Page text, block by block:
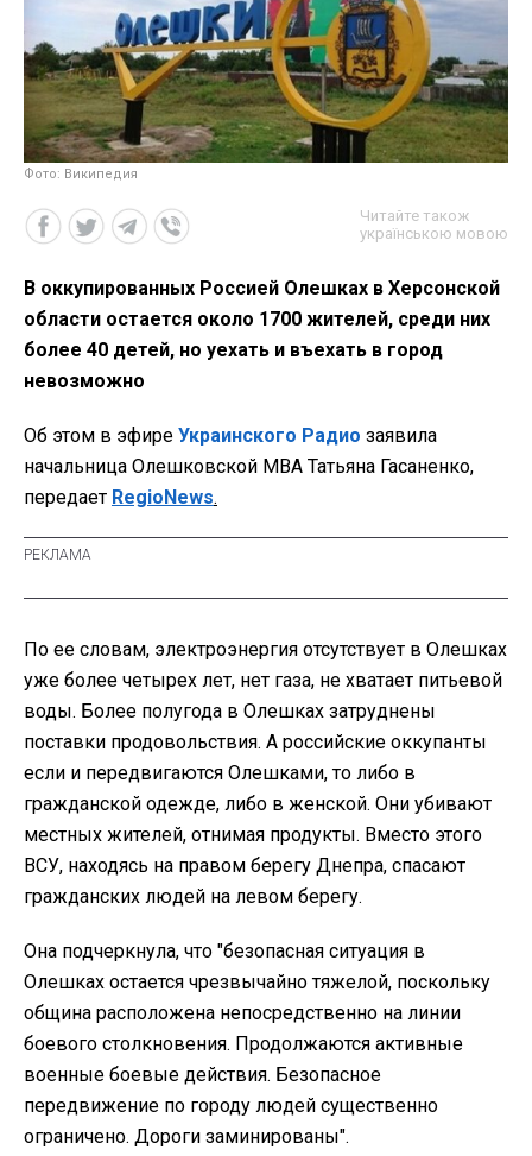
Фото: Википедия
Читайте також
українською мовою
В оккупированных Россией Олешках в Херсонской
области остается около 1700 жителей, среди них
более 40 детей, но уехать и въехать в город
невозможно
Об этом в эфире Украинского Радио заявила
начальница Олешковской МВА Татьяна Гасаненко,
передает RegioNews.
По ее словам, электроэнергия отсутствует в Олешках
уже более четырех лет, нет газа, не хватает питьевой
воды. Более полугода в Олешках затруднены
поставки продовольствия. А российские оккупанты
если и передвигаются Олешками, то либо в
гражданской одежде, либо в женской. Они убивают
местных жителей, отнимая продукты. Вместо этого
ВСУ, находясь на правом берегу Днепра, спасают
гражданских людей на левом берегу.
Она подчеркнула, что "безопасная ситуация в
Олешках остается чрезвычайно тяжелой, поскольку
община расположена непосредственно на линии
боевого столкновения. Продолжаются активные
военные боевые действия. Безопасное
передвижение по городу людей существенно
ограничено. Дороги заминированы".